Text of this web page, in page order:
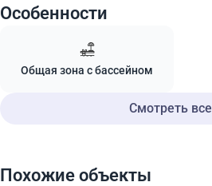
Особенности
Общая зона с бассейном
Смотреть все
Похожие объекты